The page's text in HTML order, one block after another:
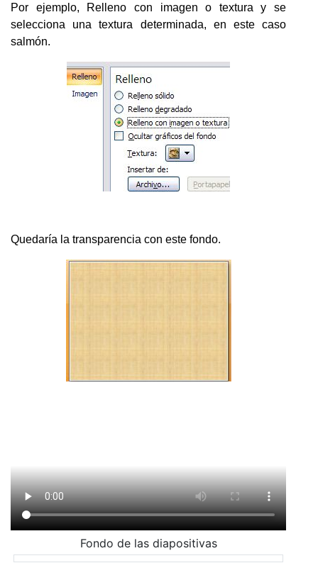
Por ejemplo, Relleno con imagen o textura y se
selecciona una textura determinada, en este caso
salmón.
Quedaría la transparencia con este fondo.
Fondo de las diapositivas